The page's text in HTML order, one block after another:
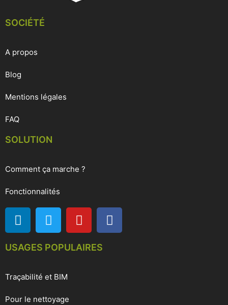
SOCIÉTÉ
A propos
Blog
Mentions légales
FAQ
SOLUTION
Comment ça marche ?
Fonctionnalités
USAGES POPULAIRES
Traçabilité et BIM
Pour le nettoyage